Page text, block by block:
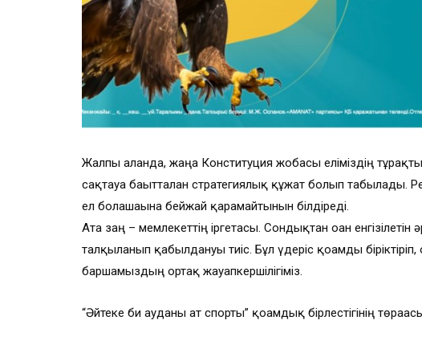
Жалпы алғанда, жаңа Конституция жобасы еліміздің тұрақты
сақтауға бағытталған стратегиялық құжат болып табылады.
ел болашағына бейжай қарамайтынын білдіреді.
Ата заң – мемлекеттің іргетасы. Сондықтан оған енгізілетін
талқыланып қабылдануы тиіс. Бұл үдеріс қоғамды
баршамыздың ортақ жауапкершілігіміз.
“Әйтеке би ауданы ат спорты” қоғамдық бірлестігінің